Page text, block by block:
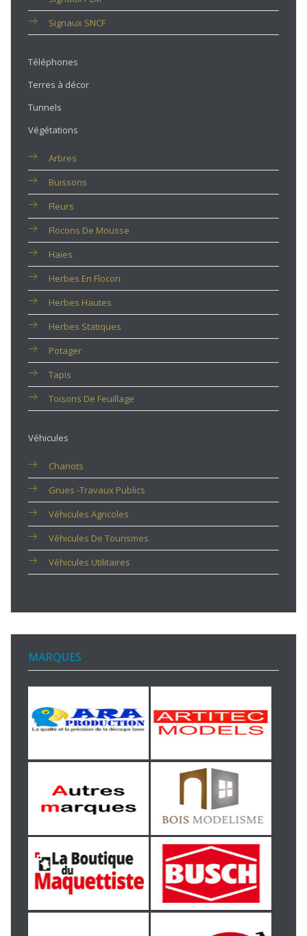
Signaux SNCF
Téléphones
Terres à décor
Tunnels
Végétations
Arbres
Buissons
Fleurs
Flocons De Mousse
Haies
Herbes En Flocon
Herbes Hautes
Herbes Statiques
Potager
Tapis
Toisons De Feuillage
Véhicules
Chariots
Grues -travaux Publics
Véhicules Agricoles
Véhicules De Tourismes
Véhicules Utilitaires
MARQUES